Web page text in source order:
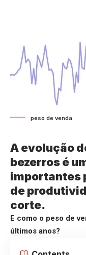
peso de venda
A evolução
bezerros é
importantes
de
corte.
E como o peso de
últimos anos?